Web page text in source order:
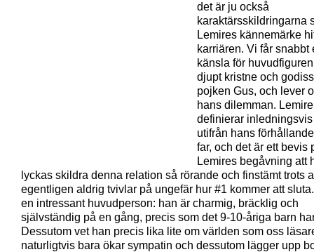
det är ju också
karaktärsskildringarna
Lemires kännemärke
karriären. Vi får snabbt
känsla för
djupt kristne och
pojken Gus, och lever
hans dilemman. Lemire
definierar
utifrån hans
far, och det är ett bevis
Lemires begåvning att
lyckas skildra denna relation så rörande och finstämt trots
egentligen aldrig tvivlar på ungefär hur #1 kommer att
en intressant huvudperson: han är charmig, bräcklig och
självständig på en gång, precis som det 9-10-åriga barn
Dessutom vet han precis lika lite om världen som oss
naturligtvis bara ökar sympatin och dessutom lägger upp